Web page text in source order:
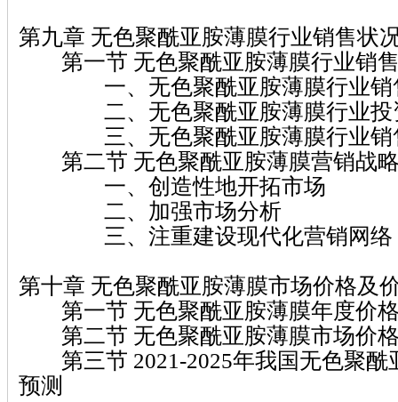
第九章 无色聚酰亚胺薄膜行业销售状
第一节 无色聚酰亚胺薄膜行业销
一、无色聚酰亚胺薄膜行业销
二、无色聚酰亚胺薄膜行业投
三、无色聚酰亚胺薄膜行业销
第二节 无色聚酰亚胺薄膜营销战
一、创造性地开拓市场
二、加强市场分析
三、注重建设现代化营销网络
第十章 无色聚酰亚胺薄膜市场价格及
第一节 无色聚酰亚胺薄膜年度价
第二节 无色聚酰亚胺薄膜市场价
第三节 2021-2025年我国无色聚酰
预测